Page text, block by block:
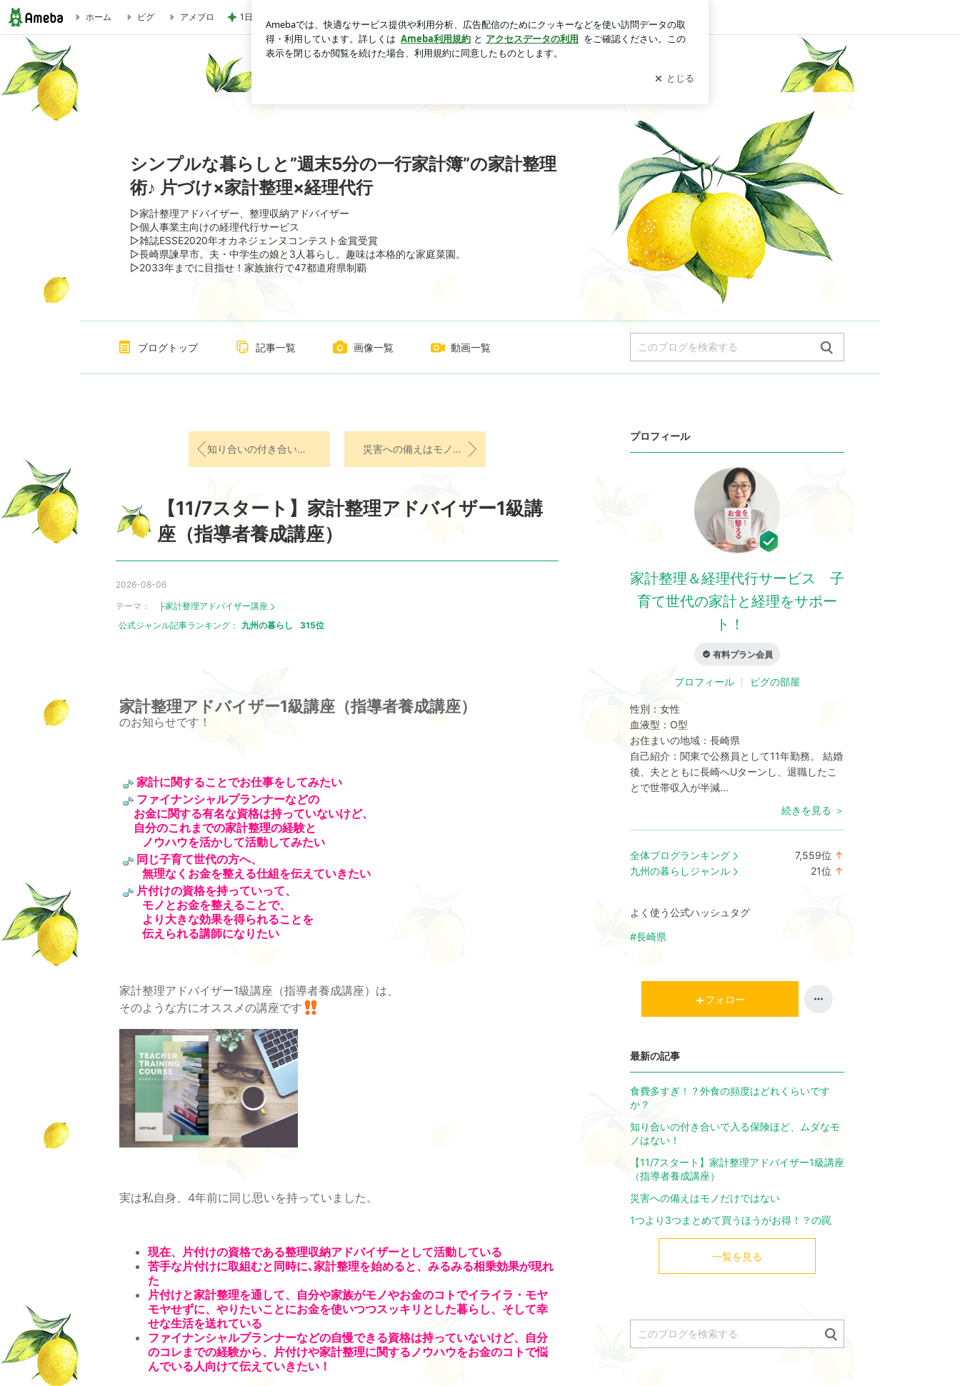
【11/7スタート】家計整理アドバイザー1級講座（指導者養成講座） | シンプルな暮らしと”週末5分の一行家計簿”の家計整理術♪ 片づけ×家計整理×経理代行
ホーム ピグ アメブロ 1日2万歩以上歩いても痛くないサンダル 新規登録 ログイン
シンプルな暮らしと”週末5分の一行家計簿”の家計整理
術♪ 片づけ×家計整理×経理代行
▷家計整理アドバイザー、整理収納アドバイザー
▷個人事業主向けの経理代行サービス
▷雑誌ESSE2020年オカネジェンヌコンテスト金賞受賞
▷長崎県諫早市。夫・中学生の娘と3人暮らし。趣味は本格的な家庭菜園。
▷2033年までに目指せ！家族旅行で47都道府県制覇
ブログトップ 記事一覧 画像一覧 動画一覧
知り合いの付き合いで入る保険ほど、ムダなモノはない！ 災害への備えはモノだけではない
【11/7スタート】家計整理アドバイザー1級講
座（指導者養成講座）
2026-08-06
テーマ：
├家計整理アドバイザー講座
公式ジャンル記事ランキング：
九州の暮らし 315位
家計整理アドバイザー1級講座（指導者養成講座）
のお知らせです！
家計に関することでお仕事をしてみたい
ファイナンシャルプランナーなどの
お金に関する有名な資格は持っていないけど、
自分のこれまでの家計整理の経験と
ノウハウを活かして活動してみたい
同じ子育て世代の方へ、
無理なくお金を整える仕組を伝えていきたい
片付けの資格を持っていって、
モノとお金を整えることで、
より大きな効果を得られることを
伝えられる講師になりたい
家計整理アドバイザー1級講座（指導者養成講座）は、
そのような方にオススメの講座です
実は私自身、4年前に同じ思いを持っていました。
現在、片付けの資格である整理収納アドバイザーとして活動している
苦手な片付けに取組むと同時に､家計整理を始めると、みるみる相乗効果が現れ
た
片付けと家計整理を通して、自分や家族がモノやお金のコトでイライラ・モヤ
モヤせずに、やりたいことにお金を使いつつスッキリとした暮らし、そして幸
せな生活を送れている
ファイナンシャルプランナーなどの自慢できる資格は持っていないけど、自分
のコレまでの経験から、片付けや家計整理に関するノウハウをお金のコトで悩
んでいる人向けて伝えていきたい！
プロフィール
家計整理＆経理代行サービス 子
育て世代の家計と経理をサポー
ト！
有料プラン会員
プロフィール ピグの部屋
性別： 女性
血液型： O型
お住まいの地域： 長崎県
自己紹介： 関東で公務員として11年勤務。 結婚
後、夫とともに長崎へUターンし、退職したこ
とで世帯収入が半減...
続きを見る ＞
全体ブログランキング 7,559位 ↑
九州の暮らしジャンル 21位 ↑
よく使う公式ハッシュタグ
#長崎県
フォロー
最新の記事
食費多すぎ！？外食の頻度はどれくらいです
か？
知り合いの付き合いで入る保険ほど、ムダなモ
ノはない！
【11/7スタート】家計整理アドバイザー1級講座
（指導者養成講座）
災害への備えはモノだけではない
1つより3つまとめて買うほうがお得！？の罠
一覧を見る